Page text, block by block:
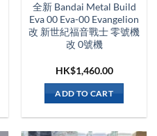
全新 Bandai Metal Build
Eva 00 Eva-00 Evangelion
改 新世紀福音戰士 零號機
改 0號機
HK$1,460.00
ADD TO CART